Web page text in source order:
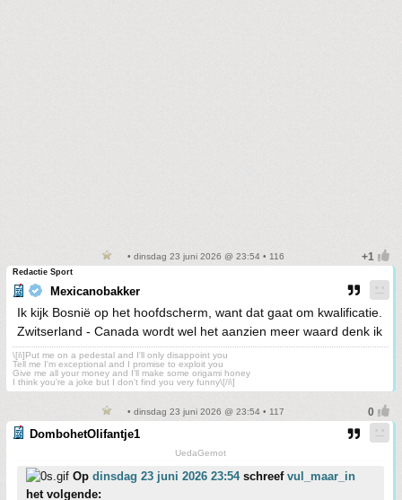
• dinsdag 23 juni 2026 @ 23:54 • 116
Redactie Sport
Mexicanobakker
Ik kijk Bosnië op het hoofdscherm, want dat gaat om kwalificatie.
Zwitserland - Canada wordt wel het aanzien meer waard denk ik
\[i\]Put me on a pedestal and I'll only disappoint you
Tell me I'm exceptional and I promise to exploit you
Give me all your money and I'll make some origami honey
I think you're a joke but I don't find you very funny\[/i\]
• dinsdag 23 juni 2026 @ 23:54 • 117
DombohetOlifantje1
UedaGernot
Op dinsdag 23 juni 2026 23:54schreef vul_maar_in
het volgende: